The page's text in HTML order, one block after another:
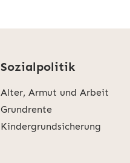
Sozialpolitik
Alter, Armut und Arbeit
Grundrente
Kindergrundsicherung